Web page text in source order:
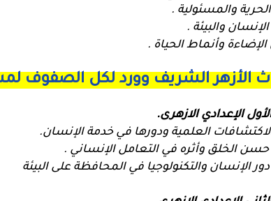
والمسئولية .
والبيئة .
وأنماط الحياة .
الأزهر الشريف وورد لكل الصفوف
الإعدادي الازهرى.
العلمية ودورها في خدمة الإنسان.
حسن الخلق وأثره في التعامل الإنساني .
الإنسان والتكنولوجيا في المحافظة على البيئة